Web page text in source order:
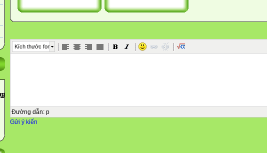
Kích thước font
Đường dẫn: p
Gửi ý kiến